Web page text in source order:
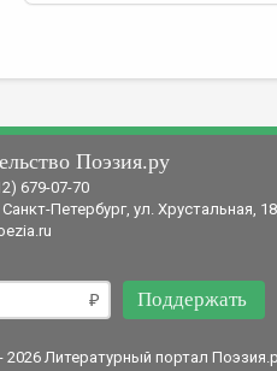
Поэзия.ру
679-07-70
Санкт-Петербург, ул. Хрустальная,
Поддержать
2026 Литературный портал